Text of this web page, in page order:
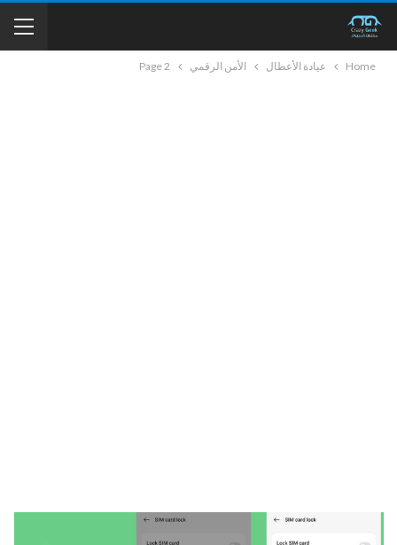
Home عيادة الأعطال الأمن الرقمي Page 2